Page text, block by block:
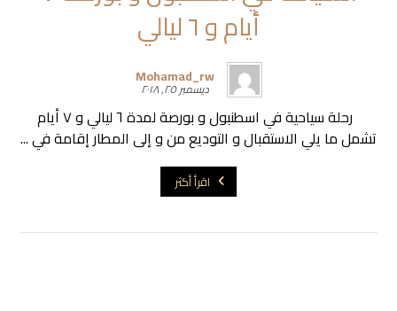
أيام و ٦ ليالي
Mohamad_rw
ديسمبر ٢٥, ٢٠١٨
رحلة سياحية في اسطنبول و بورصة لمدة ٦ ليالي و ٧ أيام
تشمل ما يلي الاستقبال و التوديع من و إلى المطار إقامة في ...
اقرأ أكثر